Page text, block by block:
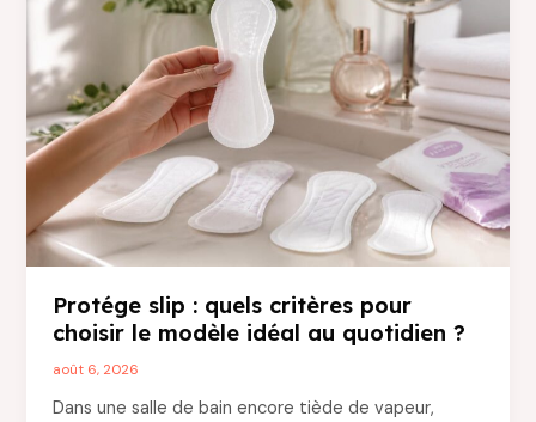
Protége slip : quels critères pour
choisir le modèle idéal au quotidien ?
août 6, 2026
Dans une salle de bain encore tiède de vapeur,